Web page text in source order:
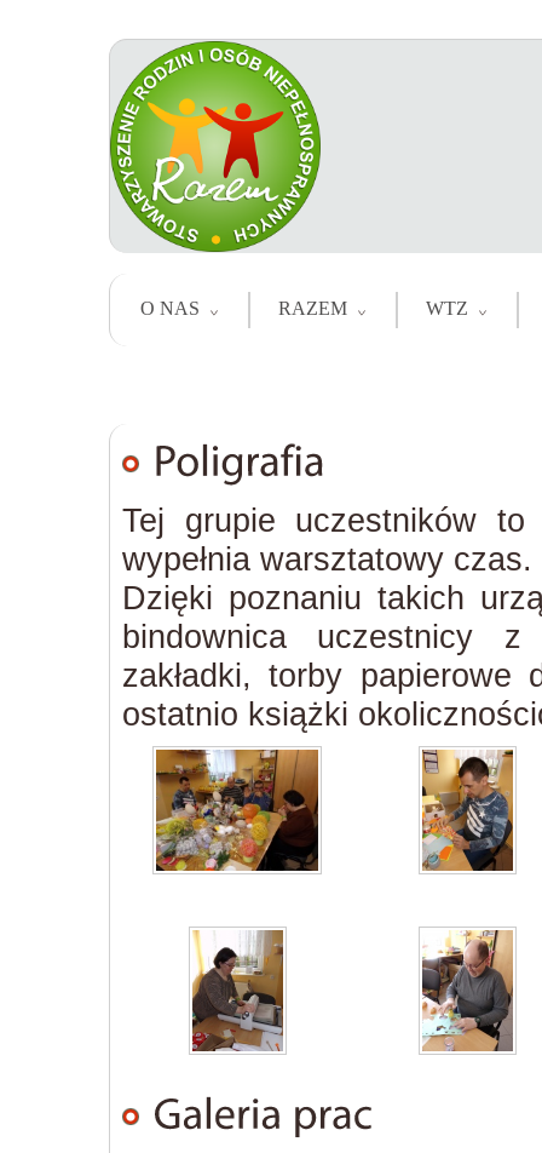
O NAS RAZEM WTZ
Tej grupie uczestników to
wypełnia warsztatowy czas.
Dzięki poznaniu takich
bindownica uczestnicy
zakładki, torby papierowe
ostatnio książki